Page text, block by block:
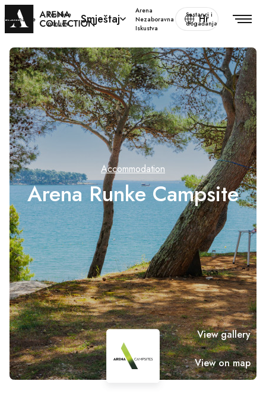
Destinacije
Posebne
ponude
Smještaj
Arena
Nezaboravna
Iskustva
Sastanci i
događanja
Hr
View gallery
View on map
Accommodation
Arena Runke Campsite